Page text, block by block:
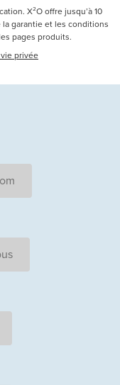
X²O offre jusqu’à 10
garantie et les conditions
pages produits.
privée